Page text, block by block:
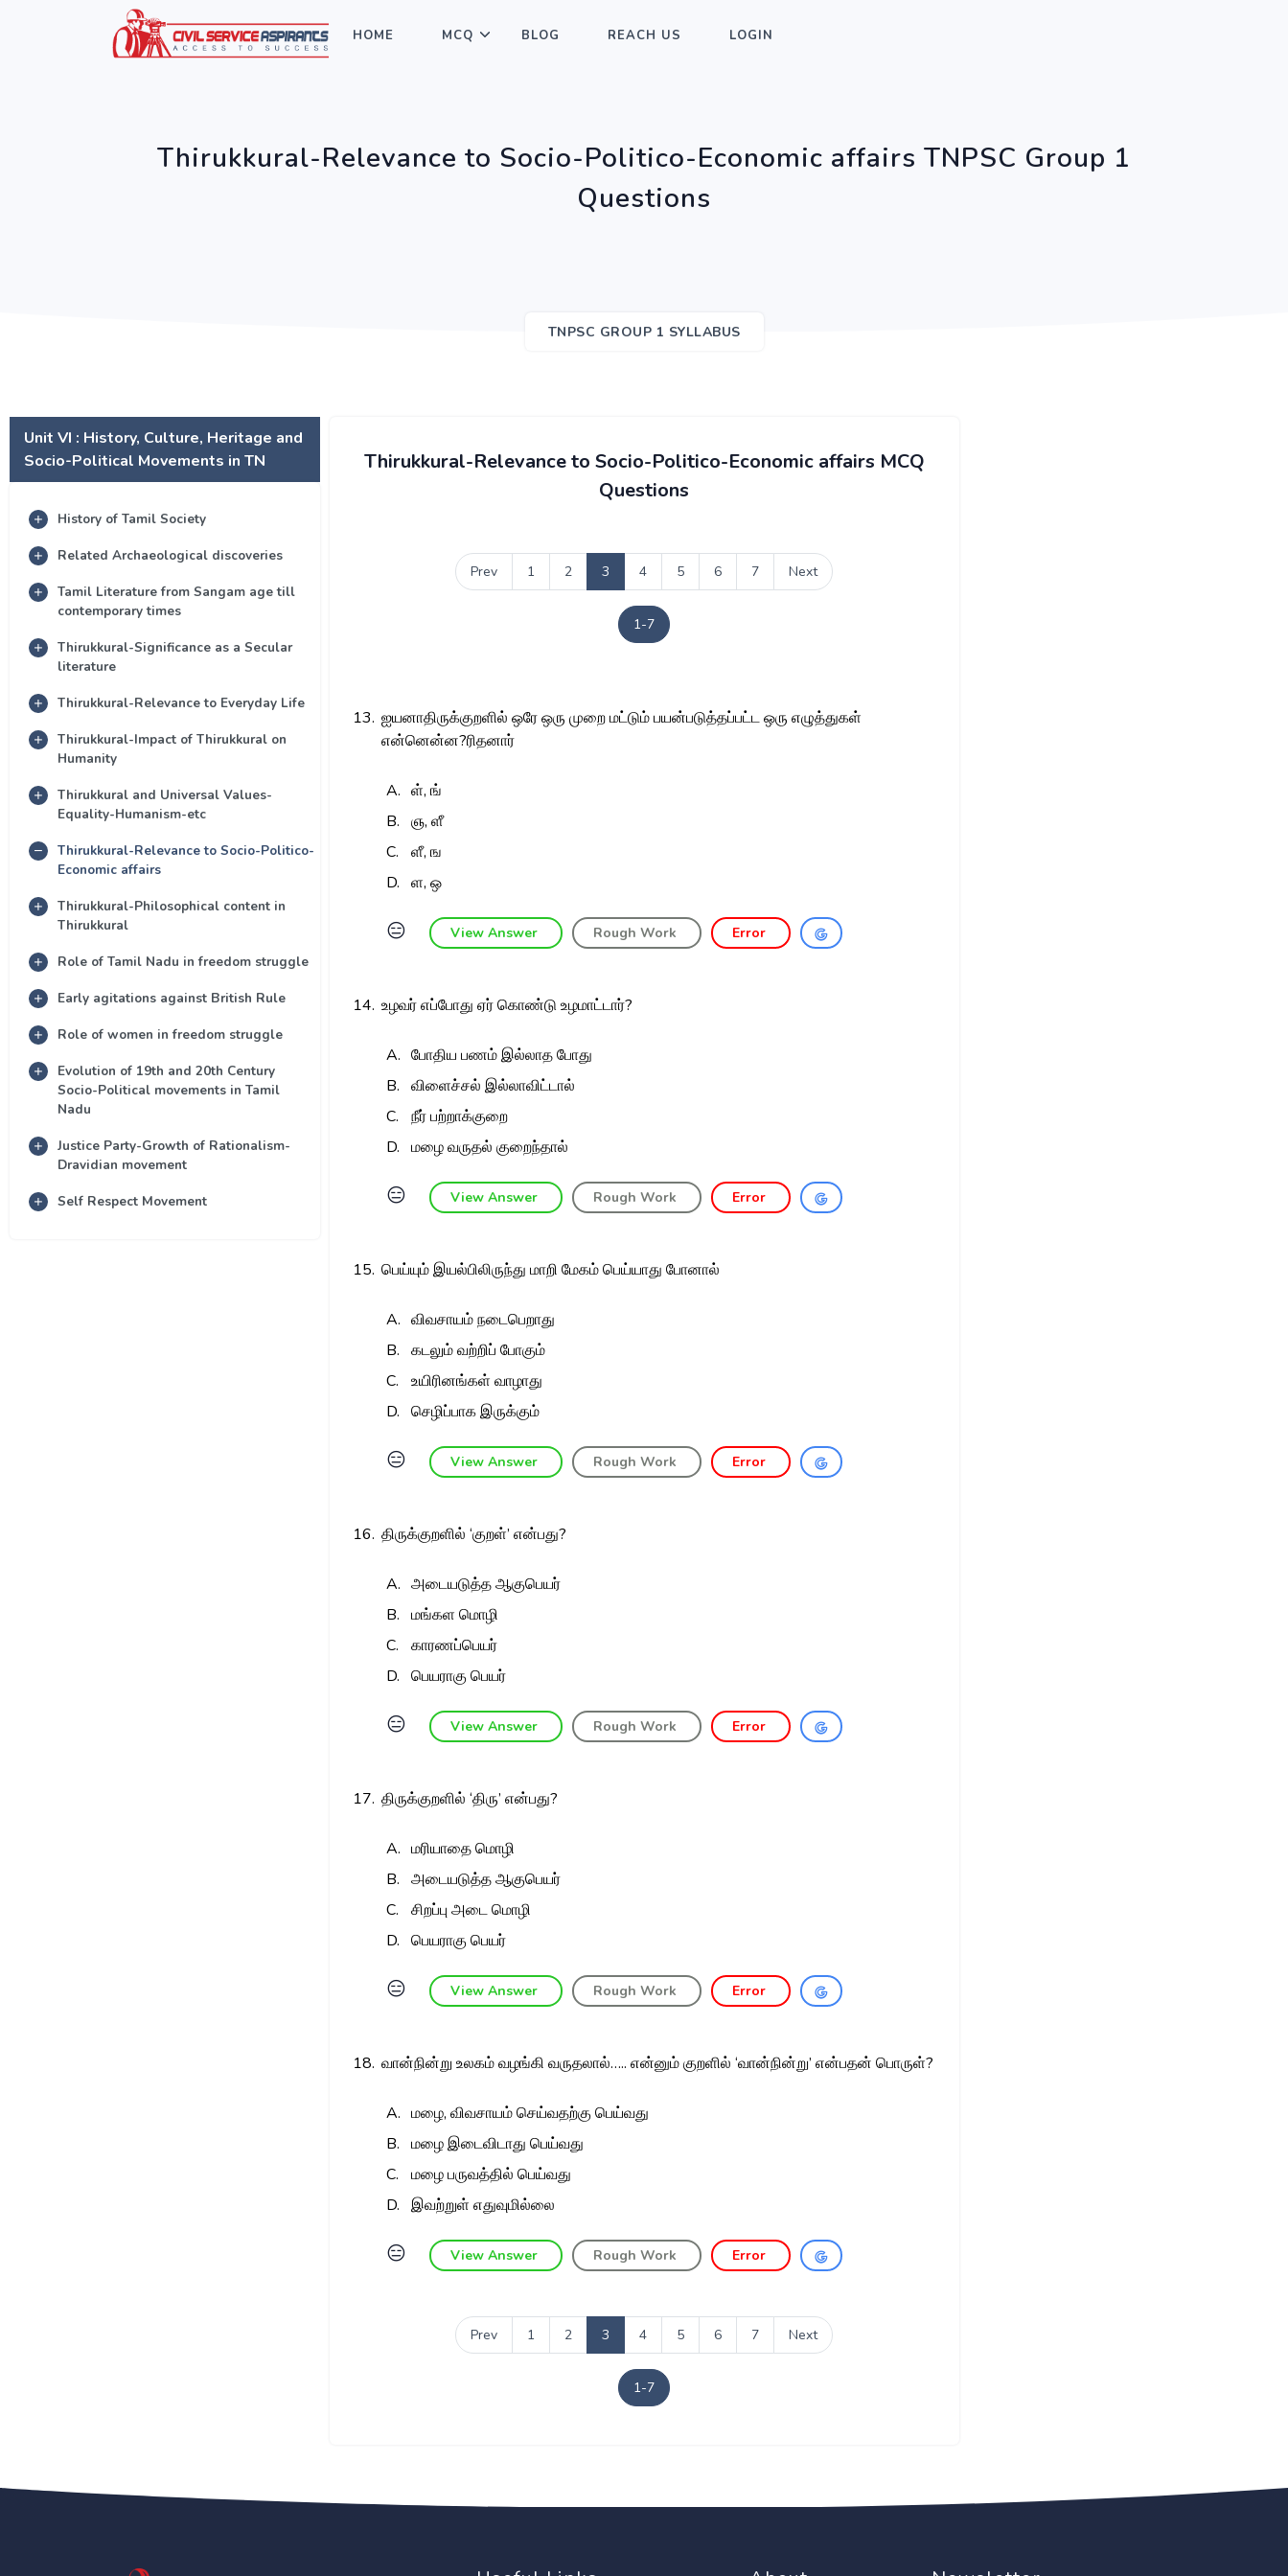
HOME MCQ BLOG REACH US LOGIN
Thirukkural-Relevance to Socio-Politico-Economic affairs TNPSC Group 1
Questions
TNPSC GROUP 1 SYLLABUS
Unit VI : History, Culture, Heritage and
Socio-Political Movements in TN
History of Tamil Society
Related Archaeological discoveries
Tamil Literature from Sangam age till
contemporary times
Thirukkural-Significance as a Secular
literature
Thirukkural-Relevance to Everyday Life
Thirukkural-Impact of Thirukkural on
Humanity
Thirukkural and Universal Values-
Equality-Humanism-etc
Thirukkural-Relevance to Socio-Politico-
Economic affairs
Thirukkural-Philosophical content in
Thirukkural
Role of Tamil Nadu in freedom struggle
Early agitations against British Rule
Role of women in freedom struggle
Evolution of 19th and 20th Century
Socio-Political movements in Tamil
Nadu
Justice Party-Growth of Rationalism-
Dravidian movement
Self Respect Movement
Thirukkural-Relevance to Socio-Politico-Economic affairs MCQ
Questions
Prev 1 2 3 4 5 6 7 Next
1-7
13. ஐயனாதிருக்குறளில் ஒரே ஒரு முறை மட்டும் பயன்படுத்தப்பட்ட ஒரு எழுத்துகள்
என்னென்ன?ரிதனார்
A. ள், ங்
B.
ஞ, ளீ
C.
ளீ, ங
D.
ள, ஒ
😑 View Answer Rough Work Error
14. உழவர் எப்போது ஏர் கொண்டு உழமாட்டார்?
A. போதிய பணம் இல்லாத போது
B.
விளைச்சல் இல்லாவிட்டால்
C.
நீர் பற்றாக்குறை
D.
மழை வருதல் குறைந்தால்
😑 View Answer Rough Work Error
15. பெய்யும் இயல்பிலிருந்து மாறி மேகம் பெய்யாது போனால்
A. விவசாயம் நடைபெறாது
B.
கடலும் வற்றிப் போகும்
C.
உயிரினங்கள் வாழாது
D.
செழிப்பாக இருக்கும்
😑 View Answer Rough Work Error
16. திருக்குறளில் ‘குறள்’ என்பது?
A. அடையடுத்த ஆகுபெயர்
B.
மங்கள மொழி
C.
காரணப்பெயர்
D.
பெயராகு பெயர்
😑 View Answer Rough Work Error
17. திருக்குறளில் ‘திரு’ என்பது?
A. மரியாதை மொழி
B.
அடையடுத்த ஆகுபெயர்
C.
சிறப்பு அடை மொழி
D.
பெயராகு பெயர்
😑 View Answer Rough Work Error
18. வான்நின்று உலகம் வழங்கி வருதலால்….. என்னும் குறளில் ‘வான்நின்று’ என்பதன் பொருள்?
A. மழை, விவசாயம் செய்வதற்கு பெய்வது
B.
மழை இடைவிடாது பெய்வது
C.
மழை பருவத்தில் பெய்வது
D.
இவற்றுள் எதுவுமில்லை
😑 View Answer Rough Work Error
Prev 1 2 3 4 5 6 7 Next
1-7